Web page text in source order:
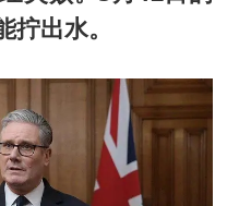
出水。